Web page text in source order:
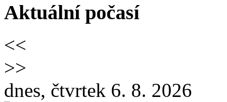
Aktuální počasí
<<
>>
dnes, čtvrtek 6. 8. 2026